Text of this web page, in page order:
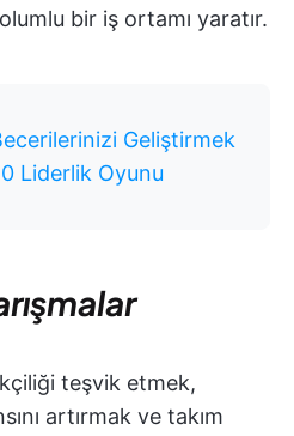
bir iş ortamı yaratır.
Geliştirmek
Liderlik Oyunu
teşvik etmek,
artırmak ve takım